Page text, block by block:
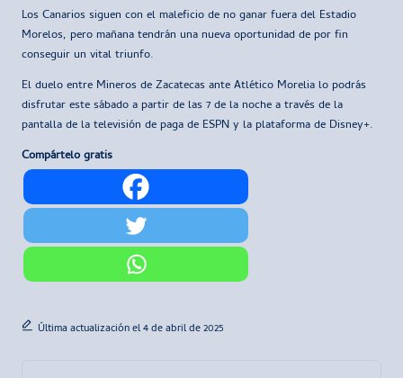
Los Canarios siguen con el maleficio de no ganar fuera del Estadio
Morelos, pero mañana tendrán una nueva oportunidad de por fin
conseguir un vital triunfo.
El duelo entre Mineros de Zacatecas ante Atlético Morelia lo podrás
disfrutar este sábado a partir de las 7 de la noche a través de la
pantalla de la televisión de paga de ESPN y la plataforma de Disney+.
Compártelo gratis
Última actualización el 4 de abril de 2025